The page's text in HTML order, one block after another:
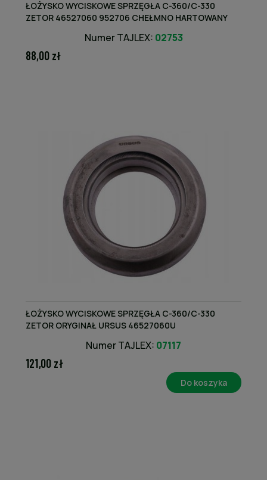
ŁOŻYSKO WYCISKOWE SPRZĘGŁA C-360/C-330
ZETOR 46527060 952706 CHEŁMNO HARTOWANY
Numer TAJLEX: 02753
88,00 zł
ŁOŻYSKO WYCISKOWE SPRZĘGŁA C-360/C-330
ZETOR ORYGINAŁ URSUS 46527060U
Numer TAJLEX: 07117
121,00 zł
Do koszyka